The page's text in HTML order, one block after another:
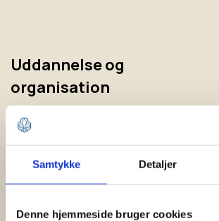
Samtykke Detaljer
Denne hjemmeside bruger cookies
Uddannelse og
organisation